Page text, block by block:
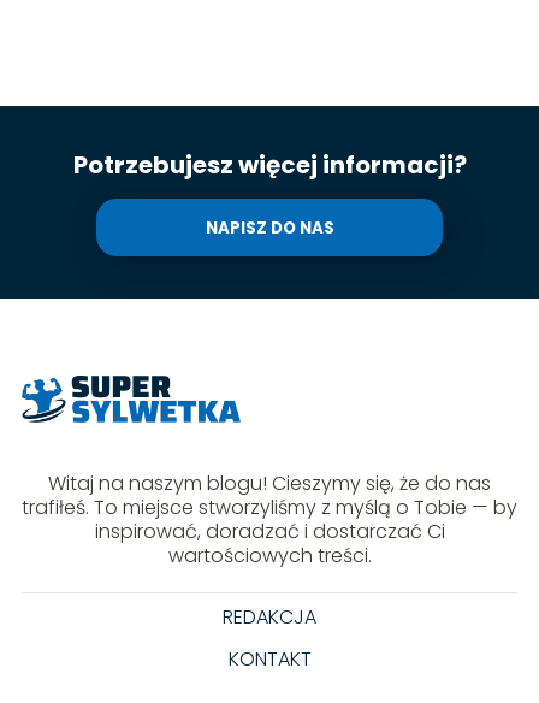
Potrzebujesz więcej informacji?
NAPISZ DO NAS
Witaj na naszym blogu! Cieszymy się, że do nas
trafiłeś. To miejsce stworzyliśmy z myślą o Tobie — by
inspirować, doradzać i dostarczać Ci
wartościowych treści.
REDAKCJA
KONTAKT